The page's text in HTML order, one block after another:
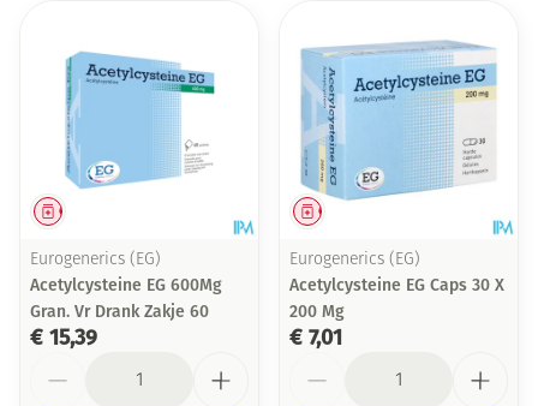
Geneesmiddel
Eurogenerics (EG)
Acetylcysteine EG 600Mg
Gran. Vr Drank Zakje 60
€ 15,39
Geneesmiddel
Eurogenerics (EG)
Acetylcysteine EG Caps 30 X
200 Mg
€ 7,01